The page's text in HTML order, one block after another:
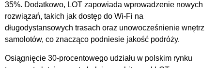
35%. Dodatkowo, LOT zapowiada wprowadzenie nowych
rozwiązań, takich jak dostęp do Wi-Fi na
długodystansowych trasach oraz unowocześnienie wnętrz
samolotów, co znacząco podniesie jakość podróży.
Osiągnięcie 30-procentowego udziału w polskim rynku